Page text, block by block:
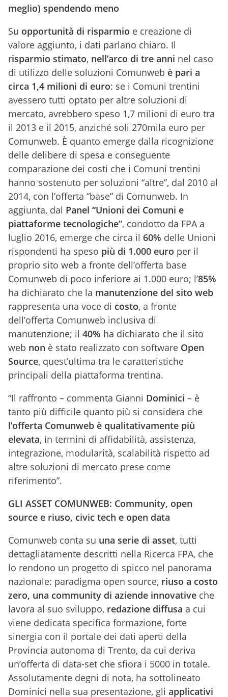
meglio) spendendo meno
Su opportunità di risparmio e creazione di
valore aggiunto, i dati parlano chiaro. Il
risparmio stimato, nell’arco di tre anni nel caso
di utilizzo delle soluzioni Comunweb è pari a
circa 1,4 milioni di euro: se i Comuni trentini
avessero tutti optato per altre soluzioni di
mercato, avrebbero speso 1,7 milioni di euro tra
il 2013 e il 2015, anziché soli 270mila euro per
Comunweb. È quanto emerge dalla ricognizione
delle delibere di spesa e conseguente
comparazione dei costi che i Comuni trentini
hanno sostenuto per soluzioni “altre”, dal 2010 al
2014, con l’offerta “base” di Comunweb. In
aggiunta, dal Panel “Unioni dei Comuni e
piattaforme tecnologiche”, condotto da FPA a
luglio 2016, emerge che circa il 60% delle Unioni
rispondenti ha speso più di 1.000 euro per il
proprio sito web a fronte dell’offerta base
Comunweb di poco inferiore ai 1.000 euro; l’85%
ha dichiarato che la manutenzione del sito web
rappresenta una voce di costo, a fronte
dell’offerta Comunweb inclusiva di
manutenzione; il 40% ha dichiarato che il sito
web non è stato realizzato con software Open
Source, quest’ultima tra le caratteristiche
principali della piattaforma trentina.
“Il raffronto – commenta Gianni Dominici – è
tanto più difficile quanto più si considera che
l’offerta Comunweb è qualitativamente più
elevata, in termini di affidabilità, assistenza,
integrazione, modularità, scalabilità rispetto ad
altre soluzioni di mercato prese come
riferimento”.
GLI ASSET COMUNWEB: Community, open
source e riuso, civic tech e open data
Comunweb conta su una serie di asset, tutti
dettagliatamente descritti nella Ricerca FPA, che
lo rendono un progetto di spicco nel panorama
nazionale: paradigma open source, riuso a costo
zero, una community di aziende innovative che
lavora al suo sviluppo, redazione diffusa a cui
viene dedicata specifica formazione, forte
sinergia con il portale dei dati aperti della
Provincia autonoma di Trento, da cui deriva
un’offerta di data-set che sfiora i 5000 in totale.
Assolutamente degni di nota, ha sottolineato
Dominici nella sua presentazione, gli applicativi